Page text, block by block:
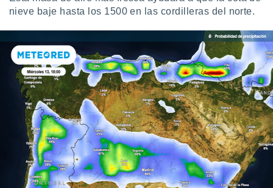
nieve baje hasta los 1500 en las cordilleras del norte.